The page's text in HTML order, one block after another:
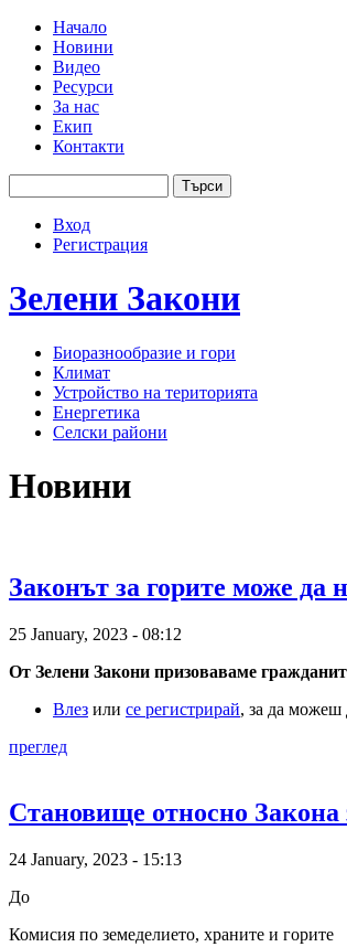
Jump to navigation
Основно меню
Начало
Новини
Видео
Ресурси
За нас
Екип
Контакти
User menu
Вход
Регистрация
Зелени Закони
Биоразнообразие и гори
Климат
Устройство на територията
Енергетика
Селски райони
Новини
Законът за горите може да
25 January, 2023 - 08:12
От Зелени Закони призоваваме
Влез или се регистрирай, за да можеш
преглед
Становище относно Закона
24 January, 2023 - 15:13
До
Комисия по земеделието, храните и горите